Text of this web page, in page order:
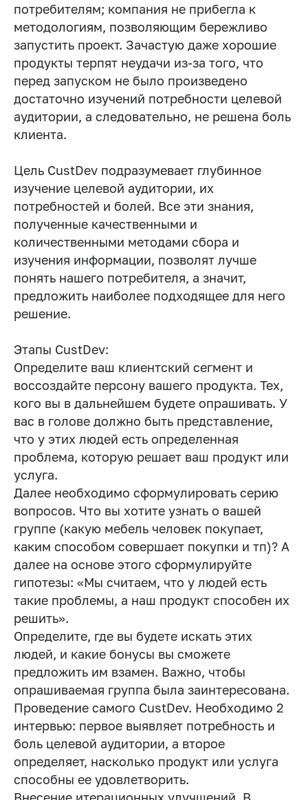
потребителям; компания не прибегла к
методологиям, позволяющим бережливо
запустить проект. Зачастую даже хорошие
продукты терпят неудачи из-за того, что
перед запуском не было произведено
достаточно изучений потребности целевой
аудитории, а следовательно, не решена боль
клиента.
Цель CustDev подразумевает глубинное
изучение целевой аудитории, их
потребностей и болей. Все эти знания,
полученные качественными и
количественными методами сбора и
изучения информации, позволят лучше
понять нашего потребителя, а значит,
предложить наиболее подходящее для него
решение.
Этапы CustDev:
Определите ваш клиентский сегмент и
воссоздайте персону вашего продукта. Тех,
кого вы в дальнейшем будете опрашивать. У
вас в голове должно быть представление,
что у этих людей есть определенная
проблема, которую решает ваш продукт или
услуга.
Далее необходимо сформулировать серию
вопросов. Что вы хотите узнать о вашей
группе (какую мебель человек покупает,
каким способом совершает покупки и тп)? А
далее на основе этого сформулируйте
гипотезы: «Мы считаем, что у людей есть
такие проблемы, а наш продукт способен их
решить».
Определите, где вы будете искать этих
людей, и какие бонусы вы сможете
предложить им взамен. Важно, чтобы
опрашиваемая группа была заинтересована.
Проведение самого CustDev. Необходимо 2
интервью: первое выявляет потребность и
боль целевой аудитории, а второе
определяет, насколько продукт или услуга
способны ее удовлетворить.